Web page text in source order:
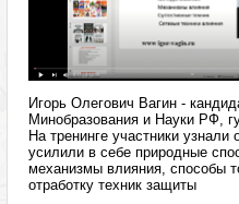
Игорь Олегович Вагин -
Минобразования и Науки РФ,
На тренинге участники
усилили в себе природные
механизмы влияния, способы
отработку техник защиты